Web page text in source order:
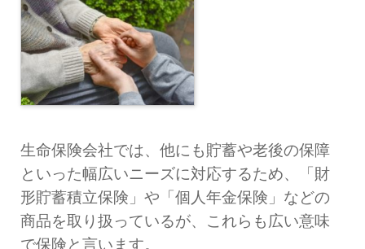
生命保険会社では、他にも貯蓄や老後の保障
といった幅広いニーズに対応するため、「財
形貯蓄積立保険」や「個人年金保険」などの
商品を取り扱っているが、これらも広い意味
で保険と言います。